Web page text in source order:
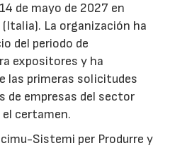
de mayo de 2027 en
La organización ha
del periodo de
expositores y ha
las primeras solicitudes
de empresas del sector
certamen.
Sistemi per Produrre y